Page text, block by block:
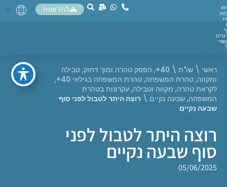
לתרומות
ראשי \ שו"ת \
40+
, הפסק טהרה ומוך דחוק, טבילה
ומקווה, טהרת המשפחה, טהרת המשפחה בגילאי 40+
,
לקראת טהרה, מקווה וטבילה, עקרונות בטהרת
המשפחה, שבעה נקיים \ רוצה היתר לטבול לפני סוף
שבעה נקיים
רוצה היתר לטבול לפני
סוף שבעה נקיים
05/06/2025